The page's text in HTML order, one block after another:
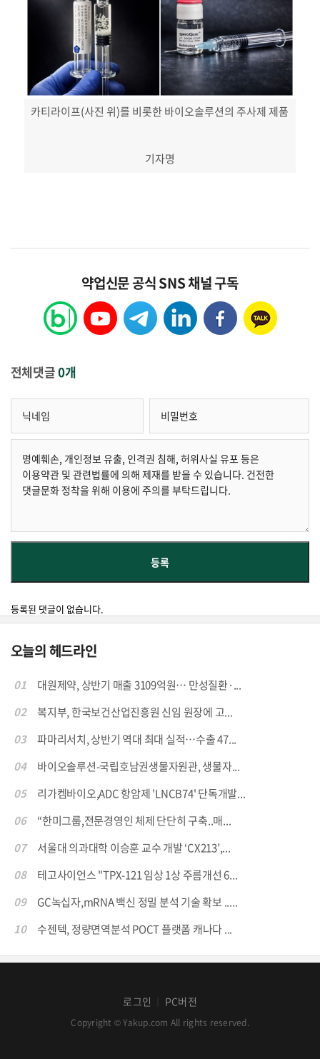
카티라이프(사진 위)를 비롯한 바이오솔루션의 주사제 제품
기자명
약업신문 공식 SNS 채널 구독
전체댓글0개
등록된 댓글이 없습니다.
오늘의 헤드라인
01
대원제약, 상반기 매출 3109억원… 만성질환·...
02
복지부, 한국보건산업진흥원 신임 원장에 고...
03
파마리서치, 상반기 역대 최대 실적…수출 47...
04
바이오솔루션-국립호남권생물자원관, 생물자...
05
리가켐바이오,ADC 항암제 'LNCB74' 단독개발...
06
“한미그룹,전문경영인 체제 단단히 구축..매...
07
서울대 의과대학 이승훈 교수 개발 ‘CX213’,...
08
테고사이언스 "TPX-121 임상 1상 주름개선 6...
09
GC녹십자,mRNA 백신 정밀 분석 기술 확보 .....
10
수젠텍, 정량면역분석 POCT 플랫폼 캐나다 ...
로그인 PC버전
Copyright © Yakup.com All rights reserved.